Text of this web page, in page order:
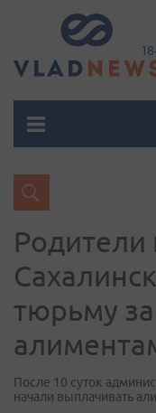
тюрьму
После 10 суток
начали выплачивать